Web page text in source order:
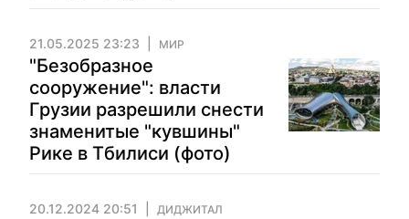
21.05.2025 23:23 МИР
"Безобразное
сооружение": власти
Грузии разрешили снести
знаменитые "кувшины"
Рике в Тбилиси (фото)
20.12.2024 20:51 ДИДЖИТАЛ